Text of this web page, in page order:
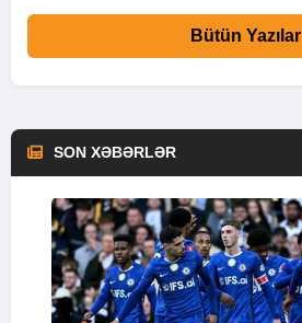
Bütün Yazılar
SON XƏBƏRLƏR